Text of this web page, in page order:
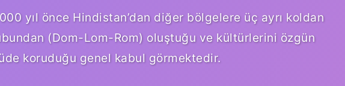
yıl önce Hindistan’dan diğer bölgelere üç ayrı koldan
(Dom-Lom-Rom) oluştuğu ve kültürlerini özgün
koruduğu genel kabul görmektedir.